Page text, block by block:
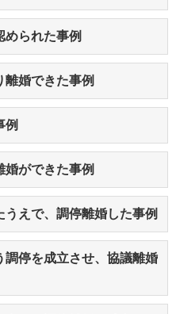
められた事例
婚できた事例
例
婚ができた事例
えで、調停離婚した事例
停を成立させ、協議離婚